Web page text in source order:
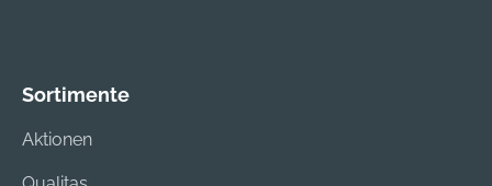
Sortimente
Aktionen